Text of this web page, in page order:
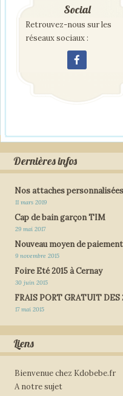
Social
Retrouvez-nous sur les
réseaux sociaux :
Dernières infos
Nos attaches
11 mars 2019
Cap de bain garçon TIM
29 mai 2017
Nouveau moyen de
9 novembre 2015
Foire Eté 2015 à Cernay
30 juin 2015
FRAIS PORT GRATUIT DES
17 mai 2015
Liens
Bienvenue chez Kdobebe.fr
A notre sujet